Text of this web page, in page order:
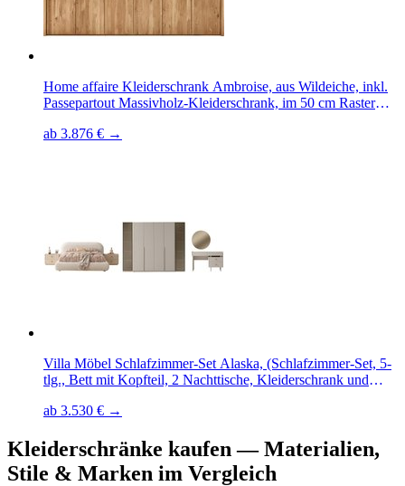
Home affaire Kleiderschrank Ambroise, aus Wildeiche, inkl.
Passepartout Massivholz-Kleiderschrank, im 50 cm Raster
ab 3.876 € →
Villa Möbel Schlafzimmer-Set Alaska, (Schlafzimmer-Set, 5-
tlg., Bett mit Kopfteil, 2 Nachttische, Kleiderschrank und
Stauraum
ab 3.530 € →
Kleiderschränke kaufen —Materialien,
Stile & Marken im Vergleich